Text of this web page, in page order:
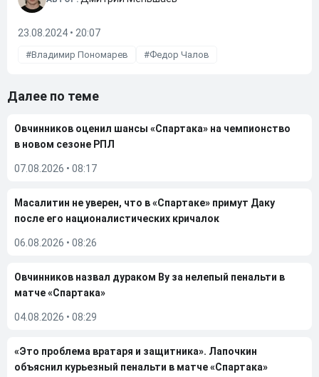
23.08.2024 • 20:07
Владимир Пономарев Федор Чалов
Далее по теме
Овчинников оценил шансы «Спартака» на чемпионство
в новом сезоне РПЛ
07.08.2026 • 08:17
Масалитин не уверен, что в «Спартаке» примут Даку
после его националистических кричалок
06.08.2026 • 08:26
Овчинников назвал дураком Ву за нелепый пенальти в
матче «Спартака»
04.08.2026 • 08:29
«Это проблема вратаря и защитника». Лапочкин
объяснил курьезный пенальти в матче «Спартака»